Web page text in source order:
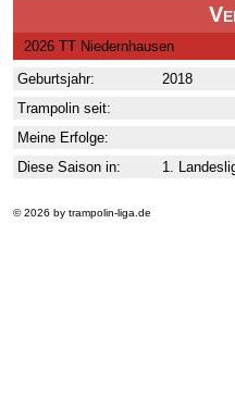
2026 TT Niedernhausen
Geburtsjahr:
2018
Trampolin seit:
Meine Erfolge:
Diese Saison in:
1.
© 2026 by trampolin-liga.de